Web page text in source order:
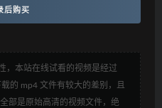
后购买
，本站在线试看的视频是经过
的 mp4 文件有较大的差别，且
部是原始高清的视频文件，绝